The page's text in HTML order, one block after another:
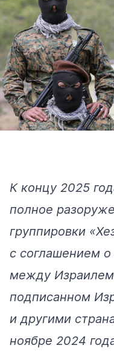
К концу 2025
полное
группировки
с соглашением
между Израилем
подписанном
и другими
ноябре 2024